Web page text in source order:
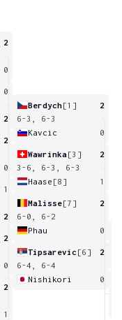
2
0
0
2
2
0
1
2
2
0
2
1
Berdych[1]
2
6-3, 6-3
Kavcic
0
Wawrinka[3]
2
3-6, 6-3, 6-3
Haase [8] 1
Malisse[7]
2
6-0, 6-2
Phau
0
Tipsarevic [6]
2
6-4, 6-4
Nishikori
0